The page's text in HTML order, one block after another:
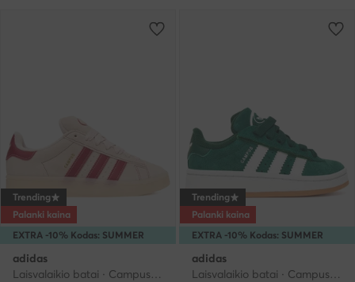
EXTRA -10% Kodas: SUMMER
Trending
Palanki kaina
adidas
Laisvalaikio batai · Campus · Smėlio
EXTRA -10% Kodas: SUMMER
Trending
Palanki kaina
adidas
Laisvalaikio batai · Campus · Žalia